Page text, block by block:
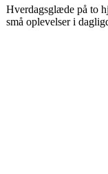
Hverdagsglæde på to
små oplevelser i